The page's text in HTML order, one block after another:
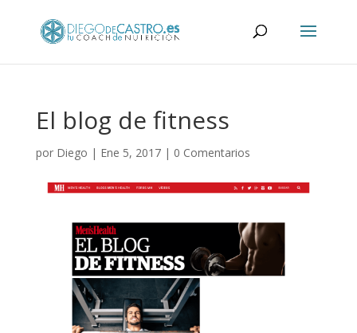
El blog de fitness
por Diego | Ene 5, 2017| 0 Comentarios